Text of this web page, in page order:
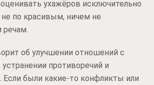
ухажёров исключительно
не по красивым, ничем не
речам.
об улучшении отношений с
противоречий и
Если были какие-то конфликты или